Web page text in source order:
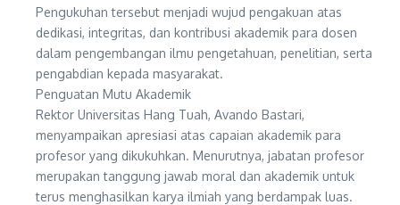
Pengukuhan tersebut menjadi wujud pengakuan atas
dedikasi, integritas, dan kontribusi akademik para dosen
dalam pengembangan ilmu pengetahuan, penelitian, serta
pengabdian kepada masyarakat.
Penguatan Mutu Akademik
Rektor Universitas Hang Tuah, Avando Bastari,
menyampaikan apresiasi atas capaian akademik para
profesor yang dikukuhkan. Menurutnya, jabatan profesor
merupakan tanggung jawab moral dan akademik untuk
terus menghasilkan karya ilmiah yang berdampak luas.